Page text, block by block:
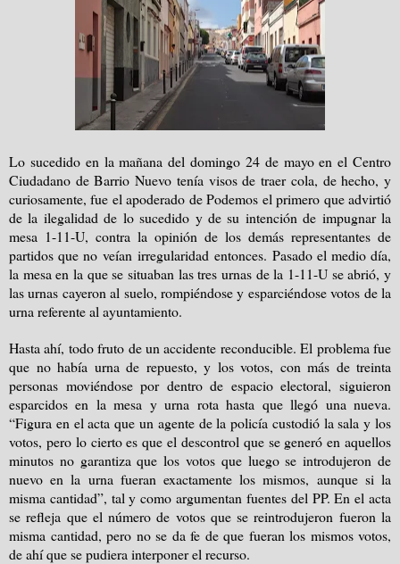
Lo sucedido en la mañana del domingo 24 de mayo en el Centro
Ciudadano de Barrio Nuevo tenía visos de traer cola, de hecho, y
curiosamente, fue el apoderado de Podemos el primero que advirtió
de la ilegalidad de lo sucedido y de su intención de impugnar la
mesa 1-11-U, contra la opinión de los demás representantes de
partidos que no veían irregularidad entonces. Pasado el medio día,
la mesa en la que se situaban las tres urnas de la 1-11-U se abrió, y
las urnas cayeron al suelo, rompiéndose y esparciéndose votos de la
urna referente al ayuntamiento.
Hasta ahí, todo fruto de un accidente reconducible. El problema fue
que no había urna de repuesto, y los votos, con más de treinta
personas moviéndose por dentro de espacio electoral, siguieron
esparcidos en la mesa y urna rota hasta que llegó una nueva.
“Figura en el acta que un agente de la policía custodió la sala y los
votos, pero lo cierto es que el descontrol que se generó en aquellos
minutos no garantiza que los votos que luego se introdujeron de
nuevo en la urna fueran exactamente los mismos, aunque si la
misma cantidad”, tal y como argumentan fuentes del PP. En el acta
se refleja que el número de votos que se reintrodujeron fueron la
misma cantidad, pero no se da fe de que fueran los mismos votos,
de ahí que se pudiera interponer el recurso.